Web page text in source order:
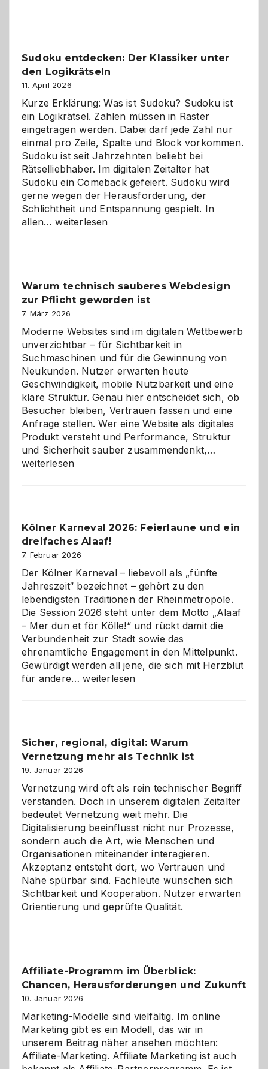
Sudoku entdecken: Der Klassiker unter
den Logikrätseln
11. April 2026
Kurze Erklärung: Was ist Sudoku? Sudoku ist
ein Logikrätsel. Zahlen müssen in Raster
eingetragen werden. Dabei darf jede Zahl nur
einmal pro Zeile, Spalte und Block vorkommen.
Sudoku ist seit Jahrzehnten beliebt bei
Rätselliebhaber. Im digitalen Zeitalter hat
Sudoku ein Comeback gefeiert. Sudoku wird
gerne wegen der Herausforderung, der
Schlichtheit und Entspannung gespielt. In
allen…Sudoku
den
Logikrätseln
weiterlesen
Warum technisch sauberes Webdesign
zur Pflicht geworden ist
7. März 2026
Moderne Websites sind im digitalen Wettbewerb
unverzichtbar – für Sichtbarkeit in
Suchmaschinen und für die Gewinnung von
Neukunden. Nutzer erwarten heute
Geschwindigkeit, mobile Nutzbarkeit und eine
klare Struktur. Genau hier entscheidet sich, ob
Besucher bleiben, Vertrauen fassen und eine
Anfrage stellen. Wer eine Website als digitales
Produkt versteht und Performance, Struktur
und Sicherheit sauber zusammendenkt,…
geworden
weiterlesen
Kölner Karneval 2026: Feierlaune und ein
dreifaches Alaaf!
7. Februar 2026
Der Kölner Karneval – liebevoll als „fünfte
Jahreszeit“ bezeichnet – gehört zu den
lebendigsten Traditionen der Rheinmetropole.
Die Session 2026 steht unter dem Motto „Alaaf
– Mer dun et för Kölle!“ und rückt damit die
Verbundenheit zur Stadt sowie das
ehrenamtliche Engagement in den Mittelpunkt.
Gewürdigt werden all jene, die sich mit Herzblut
für andere…Kölner
ein
dreifaches
Alaaf!
weiterlesen
Sicher, regional, digital: Warum
Vernetzung mehr als Technik ist
19. Januar 2026
Vernetzung wird oft als rein technischer Begriff
verstanden. Doch in unserem digitalen Zeitalter
bedeutet Vernetzung weit mehr. Die
Digitalisierung beeinflusst nicht nur Prozesse,
sondern auch die Art, wie Menschen und
Organisationen miteinander interagieren.
Akzeptanz entsteht dort, wo Vertrauen und
Nähe spürbar sind. Fachleute wünschen sich
Sichtbarkeit und Kooperation. Nutzer erwarten
Orientierung und geprüfte Qualität.
Affiliate-Programm im Überblick:
Chancen, Herausforderungen und Zukunft
10. Januar 2026
Marketing-Modelle sind vielfältig. Im online
Marketing gibt es ein Modell, das wir in
unserem Beitrag näher ansehen möchten:
Affiliate-Marketing. Affiliate Marketing ist auch